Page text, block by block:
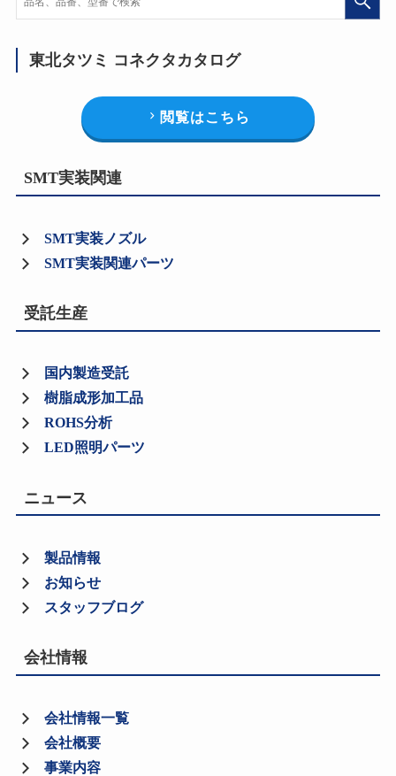
東北タツミ コネクタカタログ
閲覧はこちら
SMT実装関連
SMT実装ノズル
SMT実装関連パーツ
受託生産
国内製造受託
樹脂成形加工品
ROHS分析
LED照明パーツ
ニュース
製品情報
お知らせ
スタッフブログ
会社情報
会社情報一覧
会社概要
事業内容